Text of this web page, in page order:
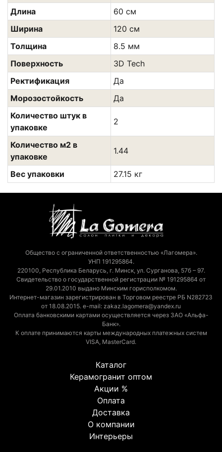
Длина
60 см
Ширина
120 см
Толщина
8.5 мм
Поверхность
3D Tech
Ректификация
Да
Морозостойкость
Да
Количество штук в
упаковке
2
Количество м2 в
упаковке
1.44
Вес упаковки 27.15 кг
Общество с ограниченной ответственностью «Лагомера».
УНП 191295864.
220100, Республика Беларусь, г. Минск, ул. Сурганова, 57б – 97.
Свидетельство о государственной регистрации № 191295864 от
29.01.2010 выдано Минским горисполкомом.
Интернет-магазин зарегистрирован в Торговом реестре РБ N282723
от 18.08.2015. e-mail: zakaz.lagomera@yandex.ru
Оплата банковскими картами осуществляется через ЗАО «Альфа-
Банк».
К оплате принимаются карты международных платежных систем
VISA, MasterCard.
Каталог
Керамогранит оптом
Акции %
Оплата
Доставка
О компании
Интерьеры